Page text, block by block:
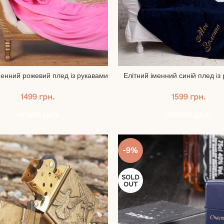
рожевий плед із рукавами
1499 грн.
Елітний іменний синій плед
1599 грн.
-9%
SOLD
OUT